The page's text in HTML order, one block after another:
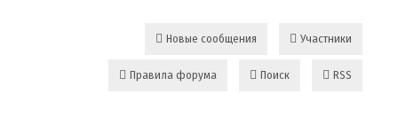
Новые сообщения Участники
Правила форума Поиск RSS